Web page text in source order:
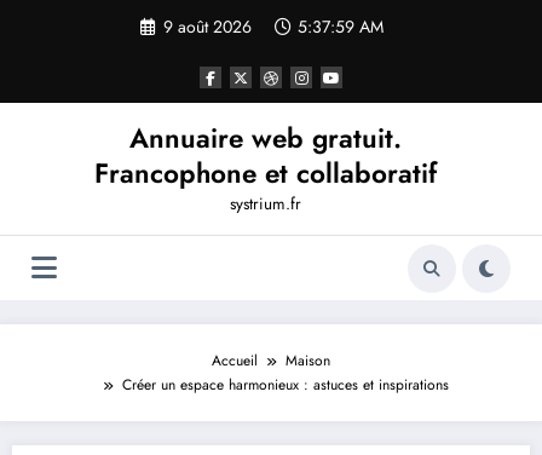
9 août 2026 5:37:59 AM
Annuaire web gratuit.
Francophone et collaboratif
systrium.fr
Accueil
Maison
Créer un espace harmonieux : astuces et inspirations